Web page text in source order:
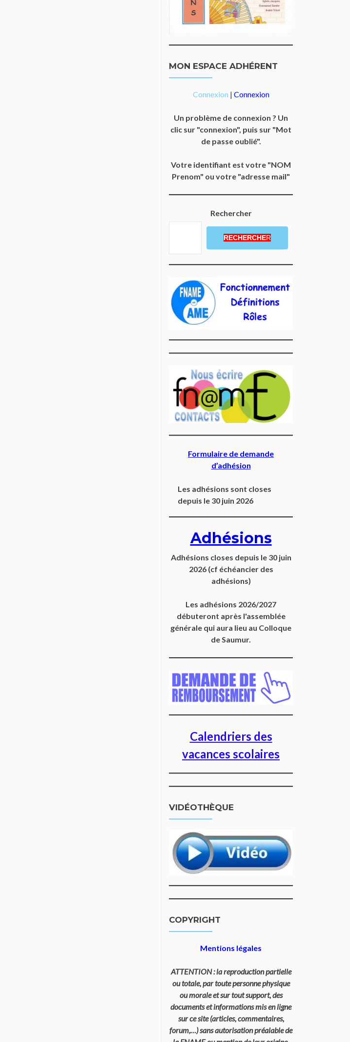
MON ESPACE ADHÉRENT
Connexion | Connexion
Un problème de connexion ? Un
clic sur "connexion", puis sur "Mot
de passe oublié".
Votre identifiant est votre "NOM
Prenom" ou votre "adresse mail"
Rechercher
RECHERCHER
Formulaire de demande
d’adhésion
Les adhésions sont closes
depuis le 30 juin 2026
Adhésions
Adhésions closes depuis le 30 juin
2026 (cf échéancier des
adhésions)
Les adhésions 2026/2027
débuteront après l'assemblée
générale qui aura lieu au Colloque
de Saumur.
Calendriers des
vacances scolaires
VIDÉOTHÈQUE
COPYRIGHT
Mentions légales
ATTENTION : la reproduction partielle
ou totale, par toute personne physique
ou morale et sur tout support, des
documents et informations mis en ligne
sur ce site (articles, commentaires,
forum,…) sans autorisation préalable de